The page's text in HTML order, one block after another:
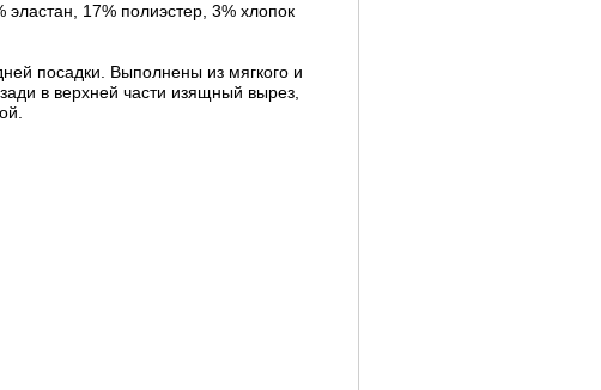
17% полиэстер, 3% хлопок
посадки. Выполнены из мягкого и
в верхней части изящный вырез,